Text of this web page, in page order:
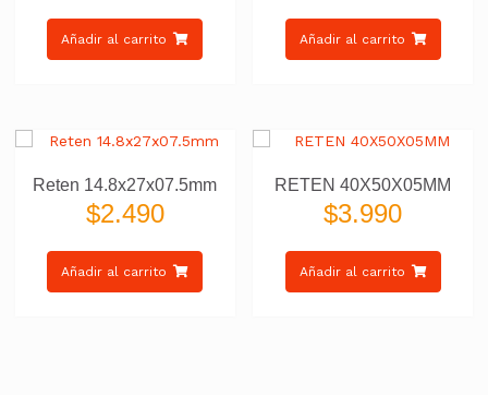
Añadir al carrito Añadir al carrito
Reten 14.8x27x07.5mm
$2.490
Añadir al carrito
RETEN 40X50X05MM
$3.990
Añadir al carrito